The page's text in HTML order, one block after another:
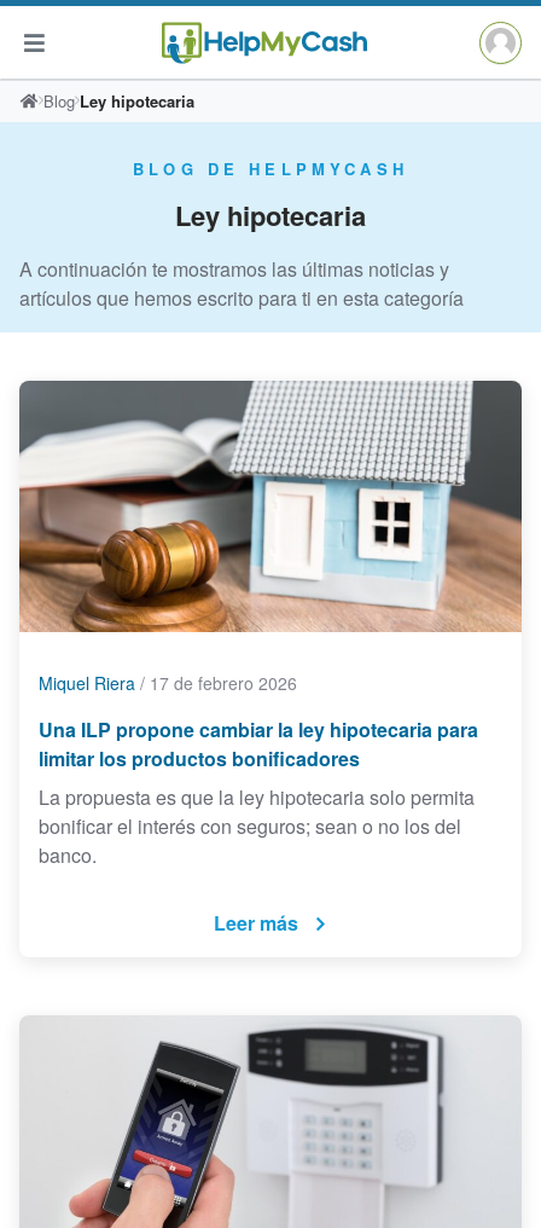
Saltar
al
Blog Ley hipotecaria
BLOG DE HELPMYCASH
Ley hipotecaria
A continuación te mostramos las últimas noticias y
artículos que hemos escrito para ti en esta categoría
Miquel Riera / 17 de febrero 2026
Una ILP propone cambiar la ley hipotecaria para
limitar los productos bonificadores
La propuesta es que la ley hipotecaria solo permita
bonificar el interés con seguros; sean o no los del
banco.
Leer más